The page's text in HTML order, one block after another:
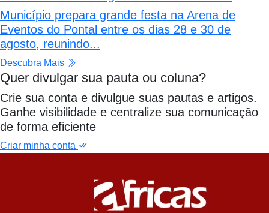
Município prepara grande festa na Arena de
Eventos do Pontal entre os dias 28 e 30 de
agosto, reunindo...
Descubra Mais
Quer divulgar sua pauta ou coluna?
Crie sua conta e divulgue suas pautas e artigos.
Ganhe visibilidade e centralize sua comunicação
de forma eficiente
Criar minha conta